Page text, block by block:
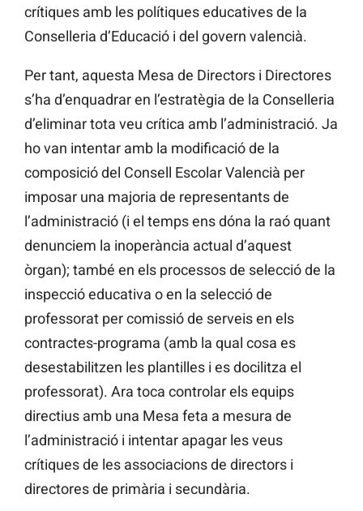
crítiques amb les polítiques educatives de la
Conselleria d’Educació i del govern valencià.
Per tant, aquesta Mesa de Directors i Directores
s’ha d’enquadrar en l’estratègia de la Conselleria
d’eliminar tota veu crítica amb l’administració. Ja
ho van intentar amb la modificació de la
composició del Consell Escolar Valencià per
imposar una majoria de representants de
l’administració (i el temps ens dóna la raó quant
denunciem la inoperància actual d’aquest
òrgan); també en els processos de selecció de la
inspecció educativa o en la selecció de
professorat per comissió de serveis en els
contractes-programa (amb la qual cosa es
desestabilitzen les plantilles i es docilitza el
professorat). Ara toca controlar els equips
directius amb una Mesa feta a mesura de
l’administració i intentar apagar les veus
crítiques de les associacions de directors i
directores de primària i secundària.